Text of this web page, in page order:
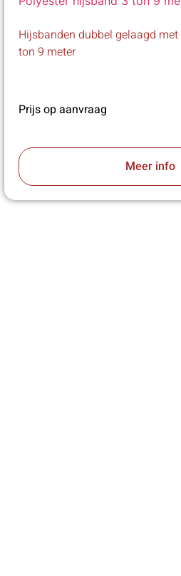
Hijsbanden dubbel gelaagd
ton 9 meter
Prijs op aanvraag
Meer info